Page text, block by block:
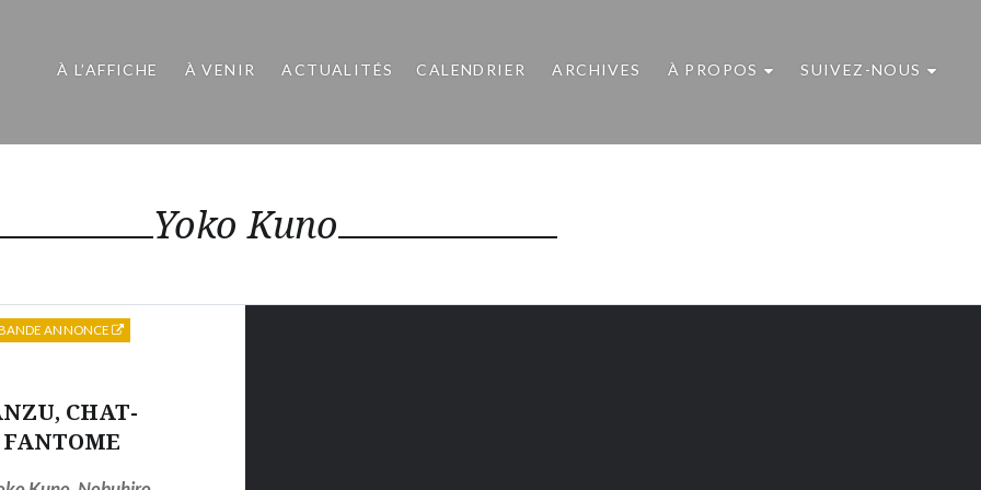
À L’AFFICHE À VENIR ACTUALITÉS CALENDRIER ARCHIVES À PROPOS SUIVEZ-NOUS
Yoko Kuno
CHAT-
FANTOME
ANNONCE